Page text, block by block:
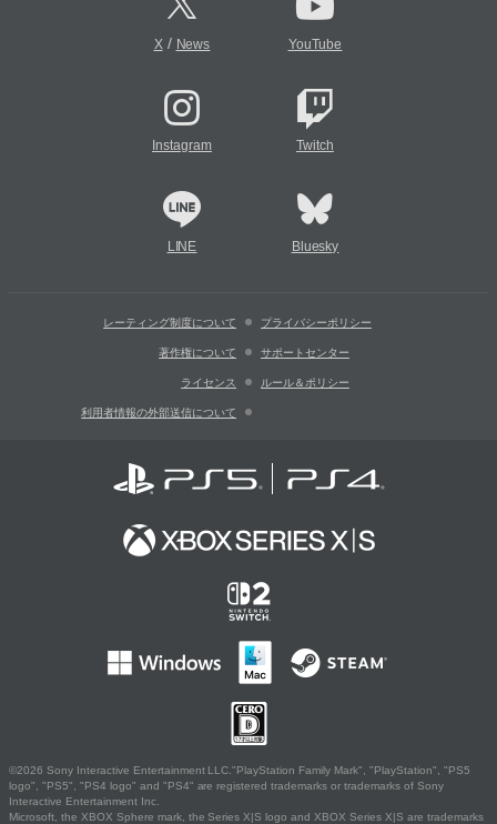
X/ News YouTube
Instagram Twitch
LINE Bluesky
レーティング制度について プライバシーポリシー
著作権について サポートセンター
ライセンス ルール＆ポリシー
利用者情報の外部送信について
©2026 Sony Interactive Entertainment LLC."PlayStation Family Mark", "PlayStation", "PS5
logo", "PS5", "PS4 logo" and "PS4" are registered trademarks or trademarks of Sony
Interactive Entertainment Inc.
Microsoft, the XBOX Sphere mark, the Series X|S logo and XBOX Series X|S are trademarks